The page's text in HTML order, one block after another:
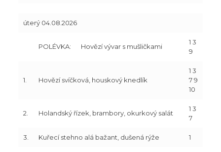
úterý 04.08.2026
POLÉVKA: Hovězí vývar s mušličkami
1 3
9
1. Hovězí svíčková, houskový knedlík
1 3
7 9
10
2. Holandský řízek, brambory, okurkový salát
1 3
7
3. Kuřecí stehno alá bažant, dušená rýže 1